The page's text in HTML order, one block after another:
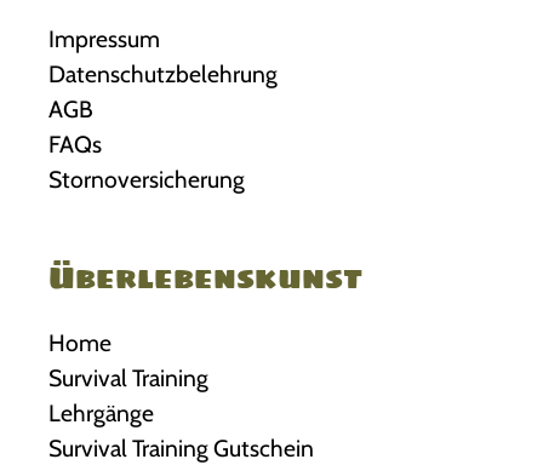
Impressum
Datenschutzbelehrung
AGB
FAQs
Stornoversicherung
Überlebenskunst
Home
Survival Training
Lehrgänge
Survival Training Gutschein